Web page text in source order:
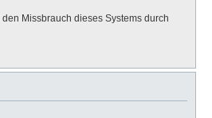
Missbrauch dieses Systems durch